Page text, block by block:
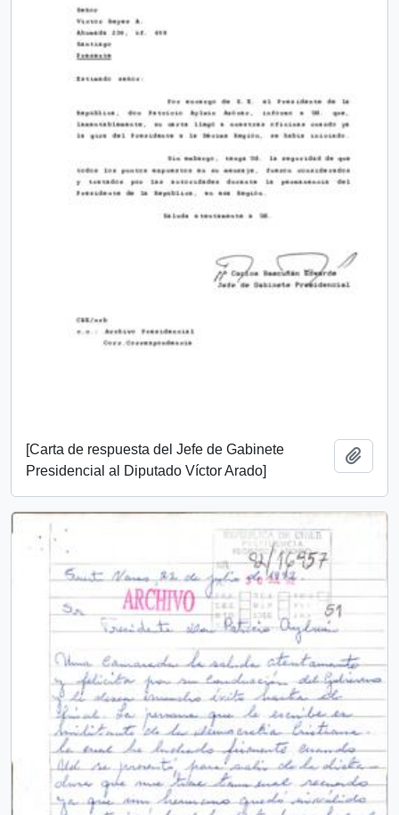
[Carta de respuesta del Jefe de Gabinete
Presidencial al Diputado Víctor Arado]